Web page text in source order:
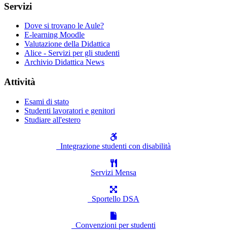
Servizi
Dove si trovano le Aule?
E-learning Moodle
Valutazione della Didattica
Alice - Servizi per gli studenti
Archivio Didattica News
Attività
Esami di stato
Studenti lavoratori e genitori
Studiare all'estero
Integrazione studenti con disabilità
Servizi Mensa
Sportello DSA
Convenzioni per studenti